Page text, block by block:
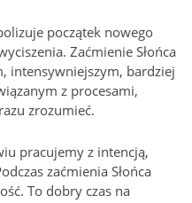
początek nowego
Zaćmienie Słońca
intensywniejszym, bardziej
z procesami,
zrozumieć.
pracujemy z intencją,
zaćmienia Słońca
To dobry czas na